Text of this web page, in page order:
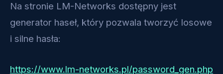
Na stronie LM-Networks dostępny jest
generator haseł, który pozwala tworzyć losowe
i silne hasła:
https://www.lm-networks.pl/password_gen.php